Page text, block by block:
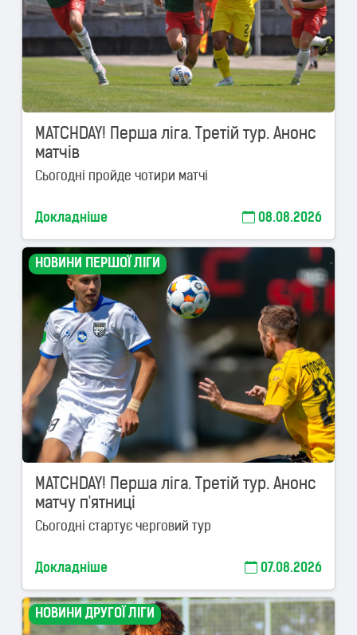
MATCHDAY! Перша ліга. Третій тур. Анонс
матчів
Сьогодні пройде чотири матчі
Докладніше 08.08.2026
НОВИНИ ПЕРШОЇ ЛІГИ
MATCHDAY! Перша ліга. Третій тур. Анонс
матчу п'ятниці
Сьогодні стартує черговий тур
Докладніше 07.08.2026
НОВИНИ ДРУГОЇ ЛІГИ